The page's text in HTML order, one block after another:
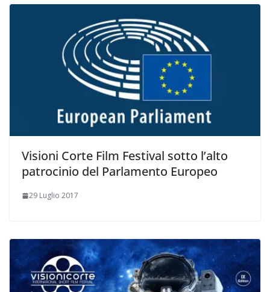
Visioni Corte Film Festival sotto l’alto
patrocinio del Parlamento Europeo
29 Luglio 2017